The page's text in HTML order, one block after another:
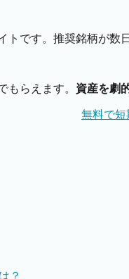
です。推奨銘柄が数
もらえます。 資産を劇
無料で短
？